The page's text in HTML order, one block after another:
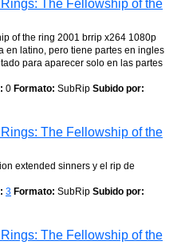
The Fellowship of the
of the ring 2001 brrip x264 1080p
en latino, pero tiene partes en ingles
para aparecer solo en las partes
0 Formato: SubRip Subido por:
The Fellowship of the
extended sinners y el rip de
3 Formato: SubRip Subido por:
The Fellowship of the